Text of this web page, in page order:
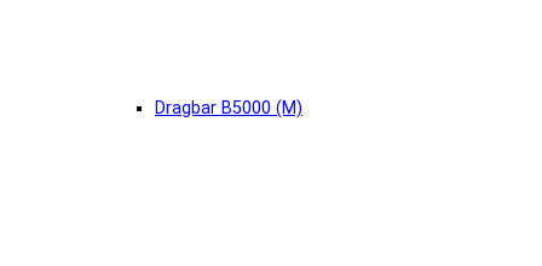
Dragbar B5000 (М)